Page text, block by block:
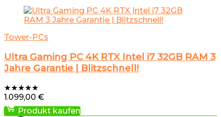
Tower-PCs
Ultra Gaming PC 4K RTX Intel i7 32GB RAM 3
Jahre Garantie | Blitzschnell!
★★★★★
1.099,00 €
Produkt kaufen